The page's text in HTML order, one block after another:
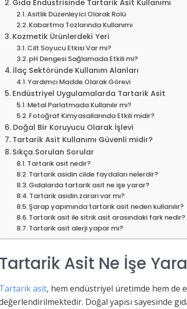
Gıda Endüstrisinde Tartarik Asit Kullanımı
Asitlik Düzenleyici Olarak Rolü
Kabartma Tozlarında Kullanımı
Kozmetik Ürünlerdeki Yeri
Cilt Soyucu Etkisi Var mı?
pH Dengesi Sağlamada Etkili mi?
İlaç Sektöründe Kullanım Alanları
Yardımcı Madde Olarak Görevi
Endüstriyel Uygulamalarda Tartarik Asit
Metal Parlatmada Kullanılır mı?
Fotoğraf Kimyasallarında Etkili midir?
Doğal Bir Koruyucu Olarak İşlevi
Tartarik Asit Kullanımı Güvenli midir?
Sıkça Sorulan Sorular
Tartarik asit nedir?
Tartarik asidin cilde faydaları nelerdir?
Gıdalarda tartarik asit ne işe yarar?
Tartarik asidin zararı var mı?
Şarap yapımında tartarik asit neden kullanılır?
Tartarik asit ile sitrik asit arasındaki fark nedir?
Tartarik asit alerji yapar mı?
Tartarik Asit Ne İşe
Tartarik asit, hem endüstriyel üretimde hem de
Doğal yapısı sayesinde